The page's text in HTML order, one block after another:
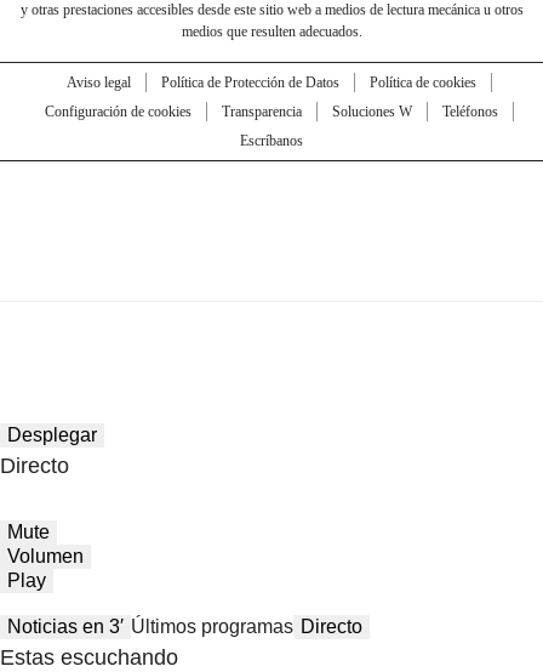
y otras prestaciones accesibles desde este sitio web a medios de lectura mecánica u otros
medios que resulten adecuados.
Aviso legal Política de Protección de Datos
Política de cookies
Configuración de cookies
Transparencia Soluciones W
Teléfonos
Escríbanos
Desplegar
Directo
Mute
Volumen
Play
Noticias en 3′ Últimos programas Directo
Estas escuchando